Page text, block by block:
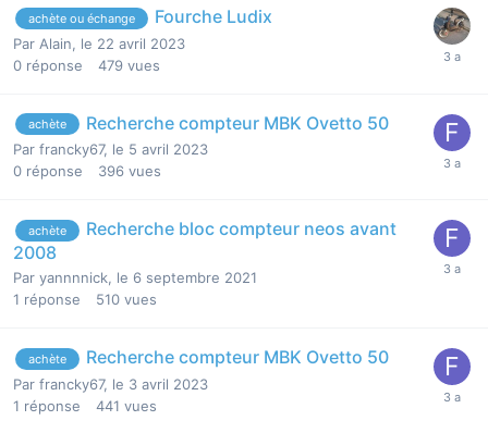
achète ou échange Fourche Ludix
Par Alain, le 22 avril 2023
0 réponse 479 vues
achète Recherche compteur MBK Ovetto 50
Par francky67, le 5 avril 2023
0 réponse 396 vues
achète
Recherche bloc compteur neos avant
2008
Par yannnnick, le 6 septembre 2021
1 réponse 510 vues
achète Recherche compteur MBK Ovetto 50
Par francky67, le 3 avril 2023
1 réponse 441 vues